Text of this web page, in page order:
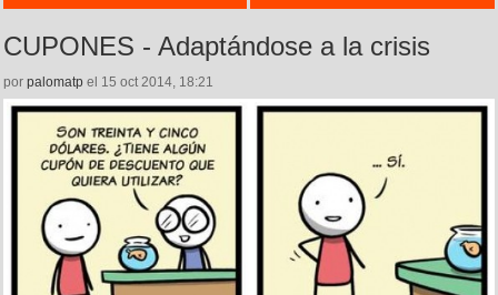
CUPONES - Adaptándose a la crisis
por palomatp el 15 oct 2014, 18:21